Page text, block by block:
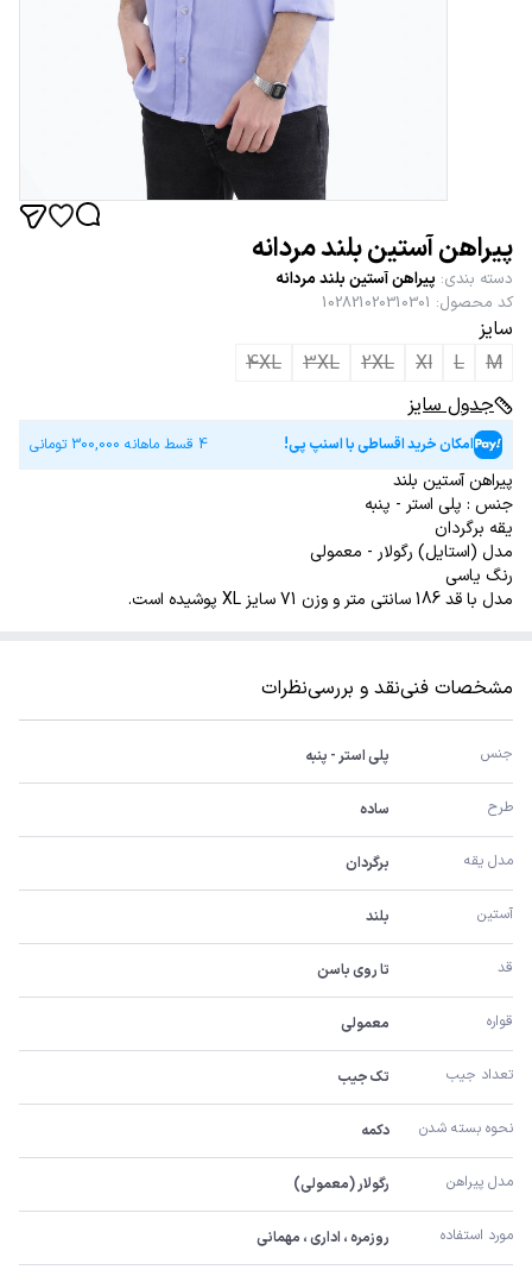
پیراهن آستین بلند مردانه
دسته بندی: پیراهن آستین بلند مردانه
کد محصول:
102821020310301
سایز
M
L
Xl
2XL
3XL
4XL
جدول سایز
امکان خرید اقساطی با اسنپ پی! 4 قسط ماهانه 300,000 تومانی
پیراهن آستین بلند
جنس : پلی استر - پنبه
یقه برگردان
مدل (استایل) رگولار - معمولی
رنگ یاسی
مدل با قد 186 سانتی متر و وزن 71 سایز XL پوشیده است.
مشخصات فنینقد و بررسینظرات
جنس پلی استر - پنبه
طرح ساده
مدل یقه برگردان
آستین بلند
قد تا روی باسن
قواره معمولی
تعداد جیب تک جیب
نحوه بسته شدن دکمه
مدل پیراهن رگولار (معمولی)
مورد استفاده روزمره ، اداری ، مهمانی